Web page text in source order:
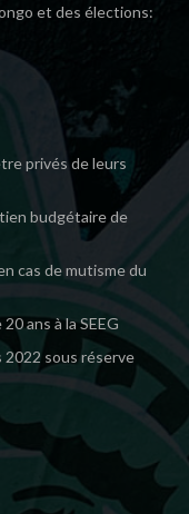
et des élections:
privés de leurs
budgétaire de
cas de mutisme du
ans à la SEEG
2022 sous réserve